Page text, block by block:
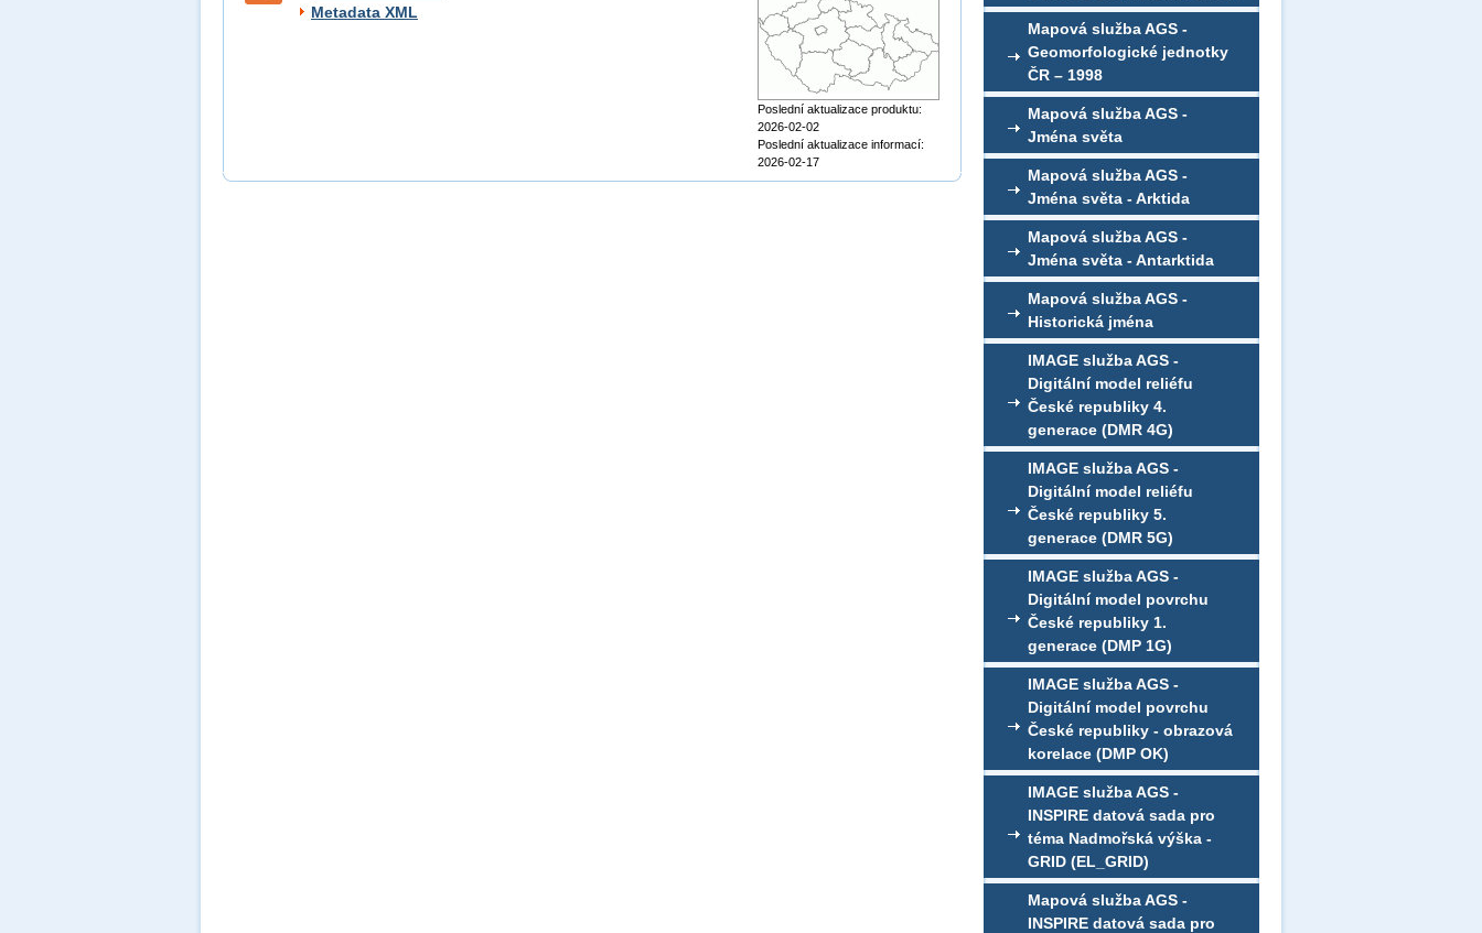
Mapová služba AGS -
Geomorfologické jednotky
ČR – 1998
Mapová služba AGS -
Jména světa
Mapová služba AGS -
Jména světa - Arktida
Mapová služba AGS -
Jména světa - Antarktida
Mapová služba AGS -
Historická jména
IMAGE služba AGS -
Digitální model reliéfu
České republiky 4.
generace (DMR 4G)
IMAGE služba AGS -
Digitální model reliéfu
České republiky 5.
generace (DMR 5G)
IMAGE služba AGS -
Digitální model povrchu
České republiky 1.
generace (DMP 1G)
IMAGE služba AGS -
Digitální model povrchu
České republiky - obrazová
korelace (DMP OK)
IMAGE služba AGS -
INSPIRE datová sada pro
téma Nadmořská výška -
GRID (EL_GRID)
Mapová služba AGS -
INSPIRE datová sada pro
Metadata XML
Poslední aktualizace produktu:
2026-02-02
Poslední aktualizace informací:
2026-02-17